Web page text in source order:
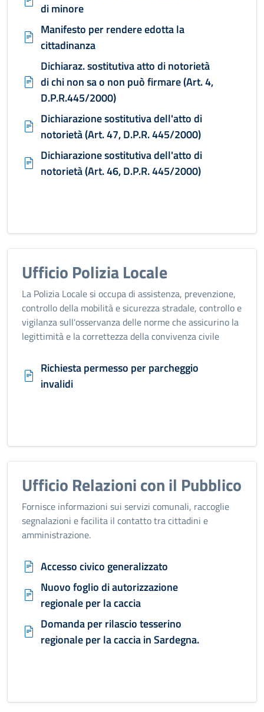
di minore
Manifesto per rendere edotta la
cittadinanza
Dichiaraz. sostitutiva atto di notorietà
di chi non sa o non può firmare (Art. 4,
D.P.R.445/2000)
Dichiarazione sostitutiva dell'atto di
notorietà (Art. 47, D.P.R. 445/2000)
Dichiarazione sostitutiva dell'atto di
notorietà (Art. 46, D.P.R. 445/2000)
Ufficio Polizia Locale
La Polizia Locale si occupa di assistenza, prevenzione,
controllo della mobilità e sicurezza stradale, controllo e
vigilanza sull'osservanza delle norme che assicurino la
legittimità e la correttezza della convivenza civile
Richiesta permesso per parcheggio
invalidi
Ufficio Relazioni con il Pubblico
Fornisce informazioni sui servizi comunali, raccoglie
segnalazioni e facilita il contatto tra cittadini e
amministrazione.
Accesso civico generalizzato
Nuovo foglio di autorizzazione
regionale per la caccia
Domanda per rilascio tesserino
regionale per la caccia in Sardegna.